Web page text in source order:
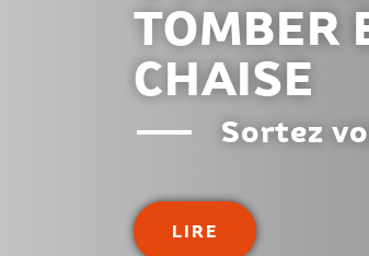
TOMBER
CHAISE
Sortez
LIRE